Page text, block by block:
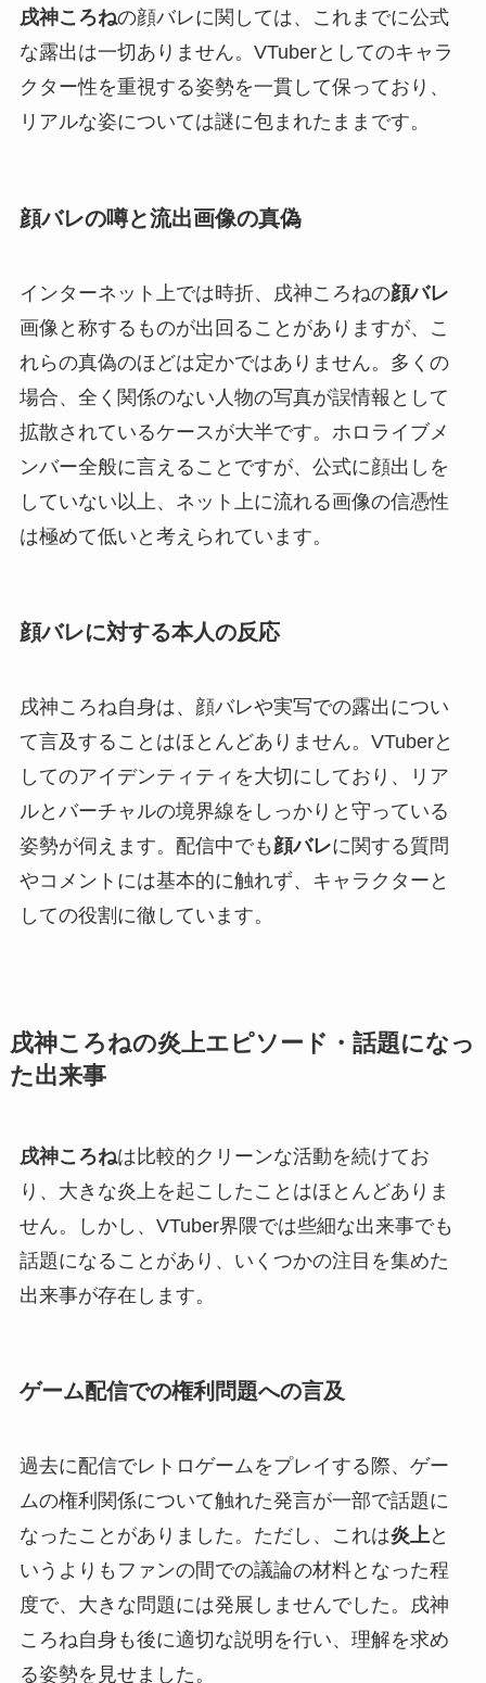
戌神ころねの顔バレに関しては、これまでに公式
な露出は一切ありません。VTuberとしてのキャラ
クター性を重視する姿勢を一貫して保っており、
リアルな姿については謎に包まれたままです。
顔バレの噂と流出画像の真偽
インターネット上では時折、戌神ころねの顔バレ
画像と称するものが出回ることがありますが、こ
れらの真偽のほどは定かではありません。多くの
場合、全く関係のない人物の写真が誤情報として
拡散されているケースが大半です。ホロライブメ
ンバー全般に言えることですが、公式に顔出しを
していない以上、ネット上に流れる画像の信憑性
は極めて低いと考えられています。
顔バレに対する本人の反応
戌神ころね自身は、顔バレや実写での露出につい
て言及することはほとんどありません。VTuberと
してのアイデンティティを大切にしており、リア
ルとバーチャルの境界線をしっかりと守っている
姿勢が伺えます。配信中でも 顔バレに関する質問
やコメントには基本的に触れず、キャラクターと
しての役割に徹しています。
戌神ころねの炎上エピソード・話題になっ
た出来事
戌神ころねは比較的クリーンな活動を続けてお
り、大きな炎上を起こしたことはほとんどありま
せん。しかし、VTuber界隈では些細な出来事でも
話題になることがあり、いくつかの注目を集めた
出来事が存在します。
ゲーム配信での権利問題への言及
過去に配信でレトロゲームをプレイする際、ゲー
ムの権利関係について触れた発言が一部で話題に
なったことがありました。ただし、これは炎上と
いうよりもファンの間での議論の材料となった程
度で、大きな問題には発展しませんでした。戌神
ころね自身も後に適切な説明を行い、理解を求め
る姿勢を見せました。